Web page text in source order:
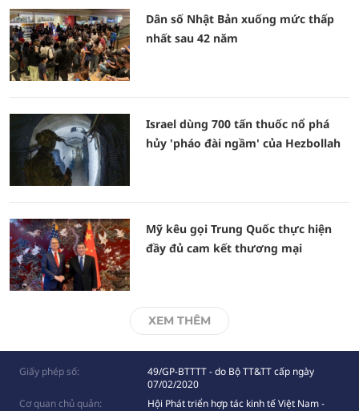
Dân số Nhật Bản xuống mức thấp
nhất sau 42 năm
Israel dùng 700 tấn thuốc nổ phá
hủy 'pháo đài ngầm' của Hezbollah
Mỹ kêu gọi Trung Quốc thực hiện
đầy đủ cam kết thương mại
XEM THÊM
Giấy phép số:
49/GP-BTTTT - do Bộ TT&TT cấp ngày
07/02/2020
Cơ quan chủ quản:
Hội Phát triển hợp tác kinh tế Việt Nam -